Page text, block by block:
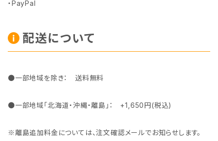
・PayPal
配送について
●一部地域を除き： 送料無料
●一部地域「北海道・沖縄・離島」： +1,650円(税込)
※離島追加料金については、注文確認メールでお知らせします。